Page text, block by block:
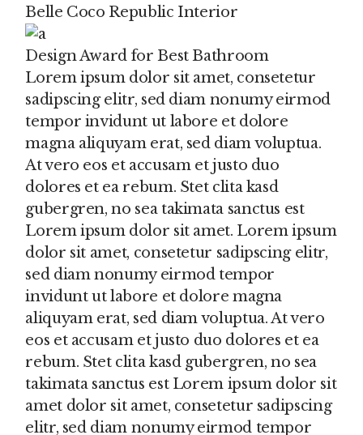
Belle Coco Republic Interior
Design Award for Best Bathroom
Lorem ipsum dolor sit amet, consetetur
sadipscing elitr, sed diam nonumy eirmod
tempor invidunt ut labore et dolore
magna aliquyam erat, sed diam voluptua.
At vero eos et accusam et justo duo
dolores et ea rebum. Stet clita kasd
gubergren, no sea takimata sanctus est
Lorem ipsum dolor sit amet. Lorem ipsum
dolor sit amet, consetetur sadipscing elitr,
sed diam nonumy eirmod tempor
invidunt ut labore et dolore magna
aliquyam erat, sed diam voluptua. At vero
eos et accusam et justo duo dolores et ea
rebum. Stet clita kasd gubergren, no sea
takimata sanctus est Lorem ipsum dolor sit
amet dolor sit amet, consetetur sadipscing
elitr, sed diam nonumy eirmod tempor